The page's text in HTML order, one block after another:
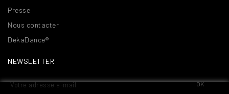
Presse
Nous contacter
DekaDance®
NEWSLETTER